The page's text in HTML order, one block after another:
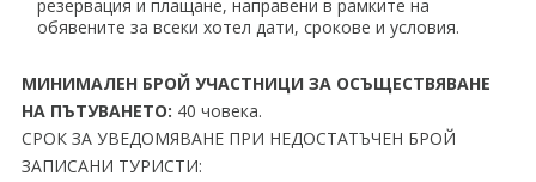
резервация и плащане, направени в рамките на
обявените за всеки хотел дати, срокове и условия.
МИНИМАЛЕН БРОЙ УЧАСТНИЦИ ЗА ОСЪЩЕСТВЯВАНЕ
НА ПЪТУВАНЕТО: 40 човека.
СРОК ЗА УВЕДОМЯВАНЕ ПРИ НЕДОСТАТЪЧЕН БРОЙ
ЗАПИСАНИ ТУРИСТИ: